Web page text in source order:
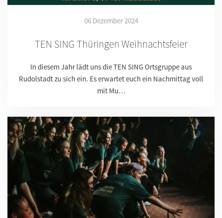
06 Dezember 2024
TEN SING Thüringen Weihnachtsfeier
In diesem Jahr lädt uns die TEN SING Ortsgruppe aus
Rudolstadt zu sich ein. Es erwartet euch ein Nachmittag voll
mit Mu…